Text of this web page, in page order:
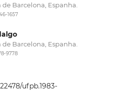
Barcelona, Espanha.
1657
Barcelona, Espanha.
9778
ufpb.1983-